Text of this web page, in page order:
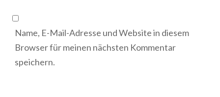
Name, E-Mail-Adresse und Website in diesem
Browser für meinen nächsten Kommentar
speichern.